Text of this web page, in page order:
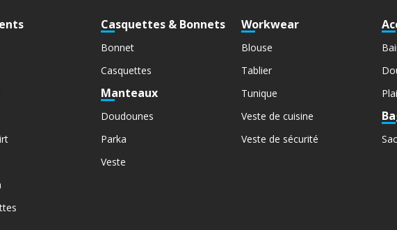
Casquettes & Bonnets
Bonnet
Casquettes
Manteaux
Doudounes
Parka
Veste
Workwear
Blouse
Tablier
Tunique
Veste de cuisine
Veste de sécurité